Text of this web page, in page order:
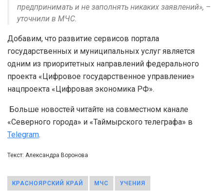
предпринимать и не заполнять никаких заявлений», –
уточнили в МЧС.
Добавим, что развитие сервисов портала
государственных и муниципальных услуг является
одним из приоритетных направлений федерального
проекта «Цифровое государственное управление»
нацпроекта «Цифровая экономика РФ».
Больше новостей читайте на совместном канале
«Северного города» и «Таймырского телеграфа» в
Telegram.
Текст: Александра Воронова
КРАСНОЯРСКИЙ КРАЙ МЧС УЧЕНИЯ